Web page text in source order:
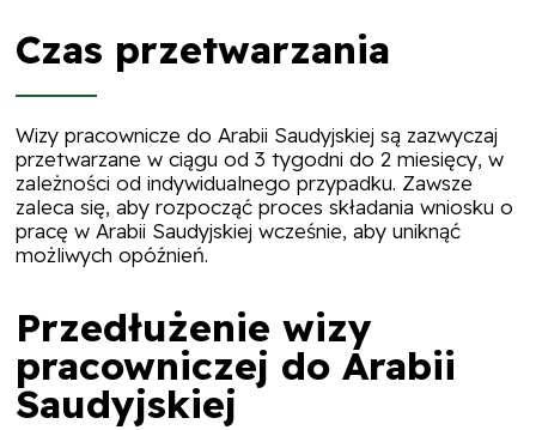
Czas przetwarzania
Wizy pracownicze do Arabii Saudyjskiej są zazwyczaj
przetwarzane w ciągu od 3 tygodni do 2 miesięcy, w
zależności od indywidualnego przypadku. Zawsze
zaleca się, aby rozpocząć proces składania wniosku o
pracę w Arabii Saudyjskiej wcześnie, aby uniknąć
możliwych opóźnień.
Przedłużenie wizy
pracowniczej do Arabii
Saudyjskiej